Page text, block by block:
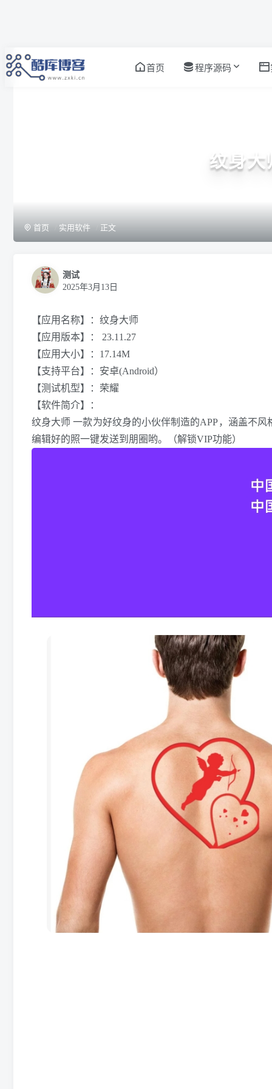
首页 程序源码
纹身大
首页 实用软件 正文
测试
2025年3月13日
【应用名称】：纹身大师
【应用版本】： 23.11.27
【应用大小】：17.14M
【支持平台】：安卓(Android）
【测试机型】：荣耀
【软件简介】：
纹身大师 一款为好纹身的小伙伴制造的APP，涵盖不
编辑好的照一键发送到朋圈哟。（解锁VIP功能）